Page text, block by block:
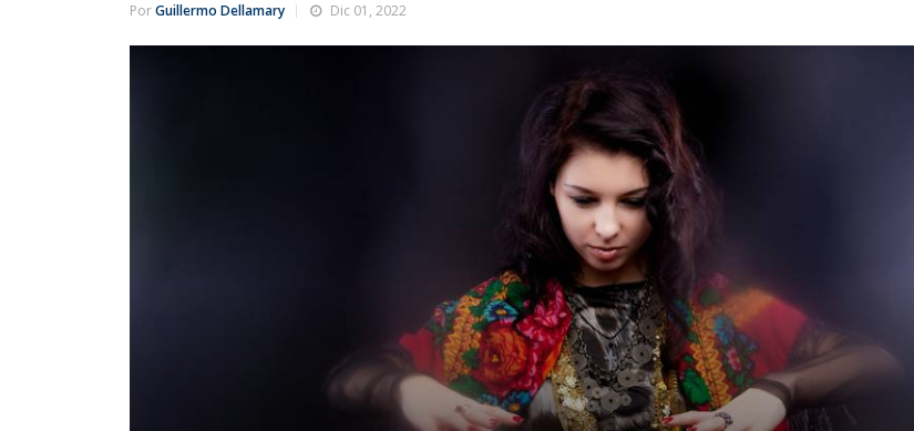
PorGuillermo Dellamary Dic 01, 2022